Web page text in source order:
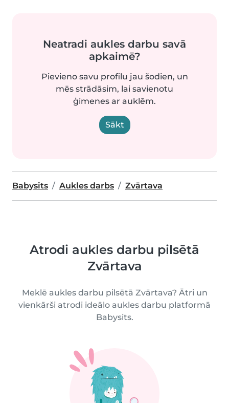
Neatradi aukles darbu savā
apkaimē?
Pievieno savu profilu jau šodien, un
mēs strādāsim, lai savienotu
ģimenes ar auklēm.
Sākt
Babysits Aukles darbs Zvārtava
Atrodi aukles darbu pilsētā
Zvārtava
Meklē aukles darbu pilsētā Zvārtava? Ātri un
vienkārši atrodi ideālo aukles darbu platformā
Babysits.